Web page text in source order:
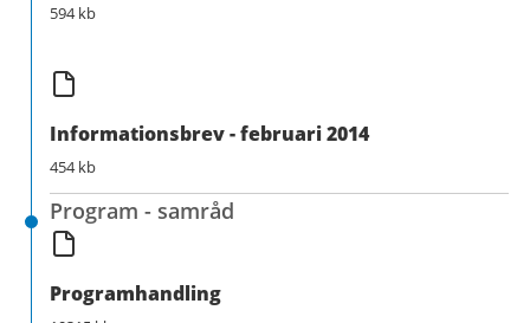
594 kb
Informationsbrev - februari 2014
454 kb
Program - samråd
Programhandling